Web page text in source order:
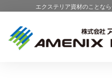
エクステリア資材のことな